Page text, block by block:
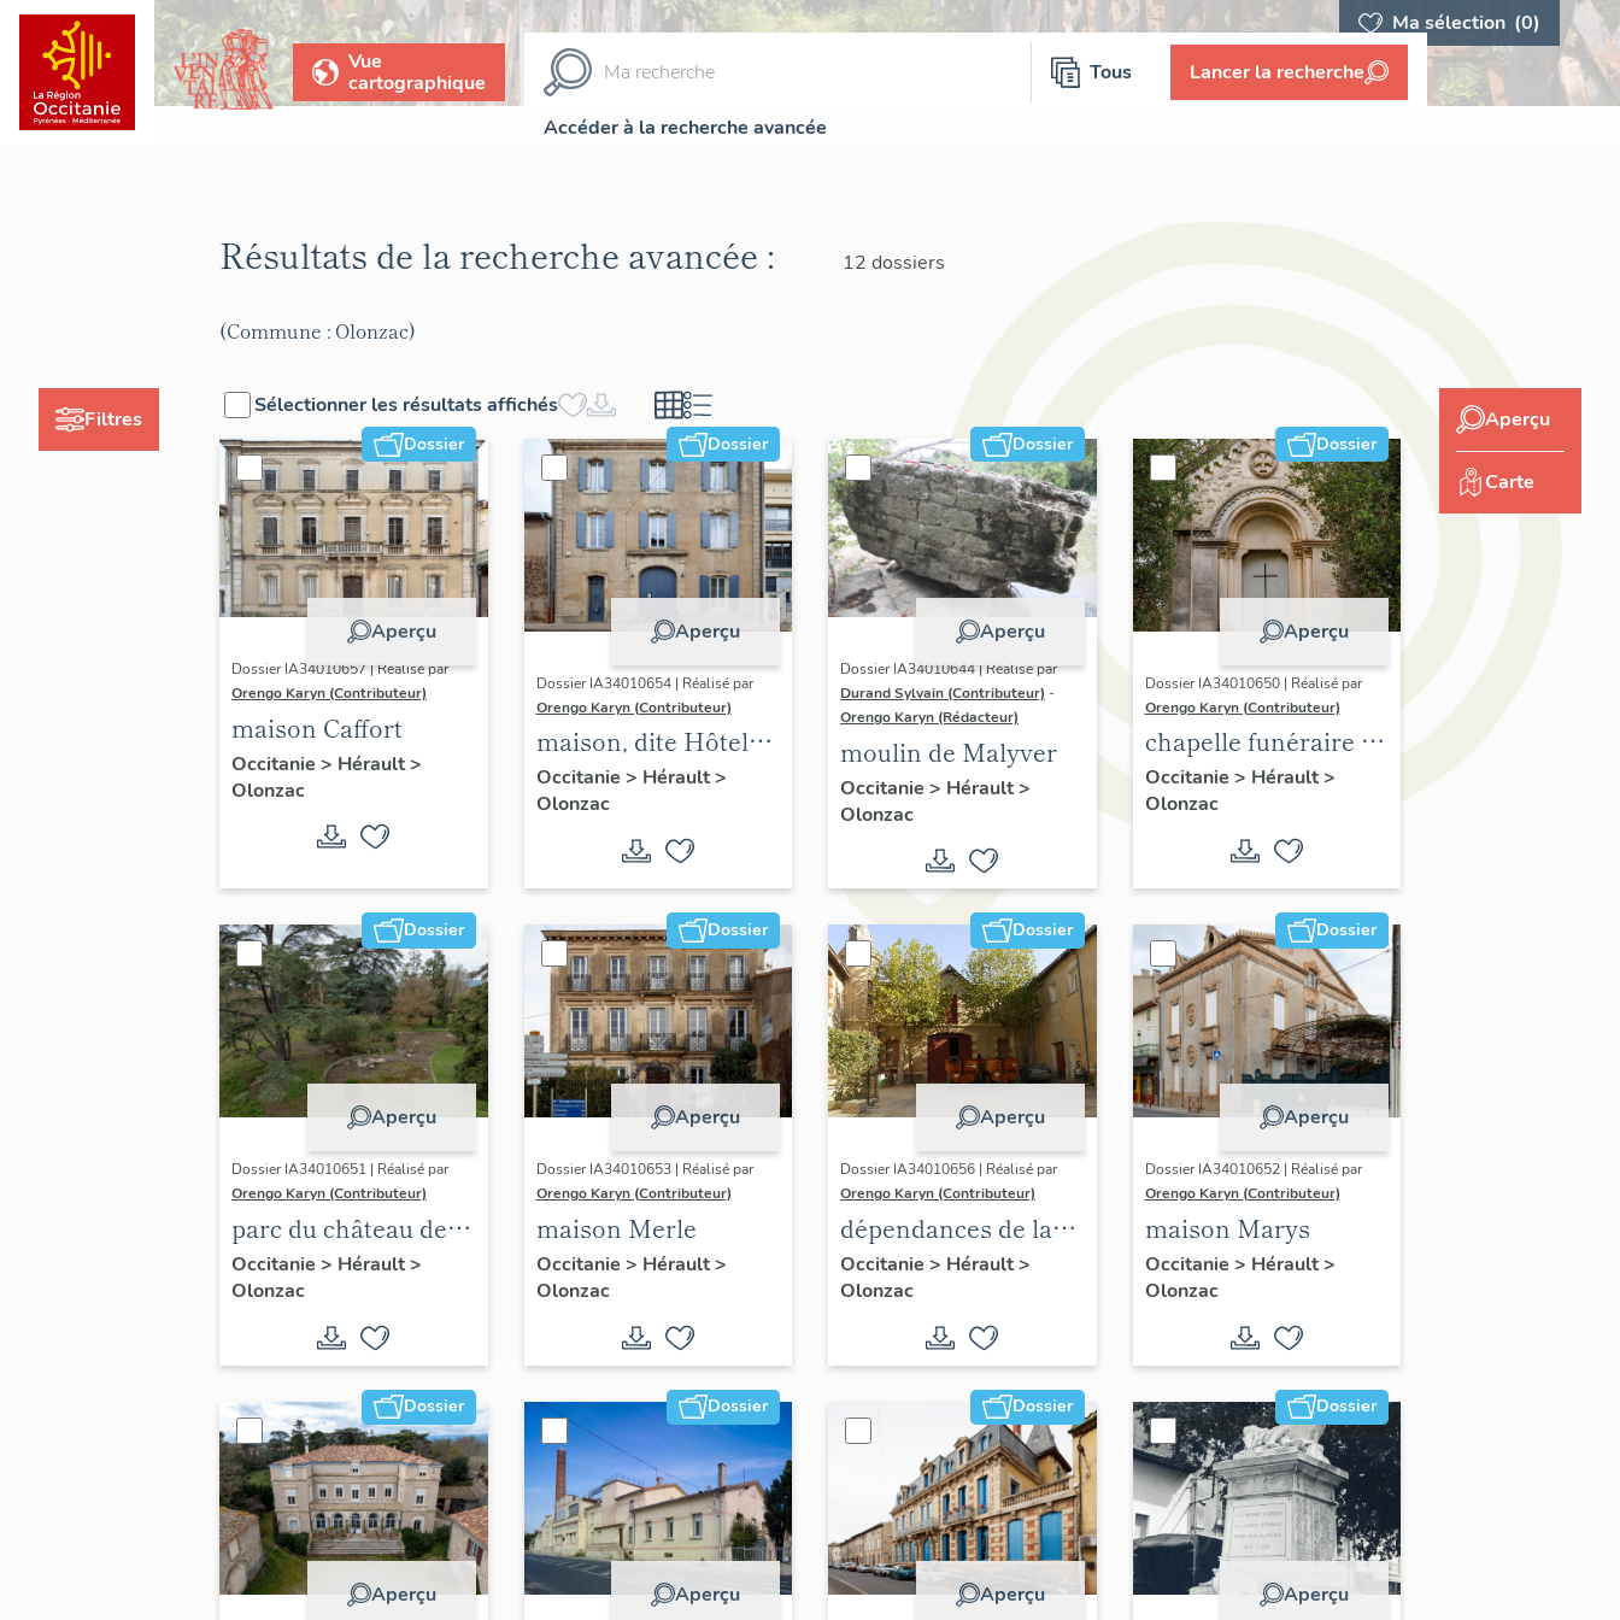
Ma sélection (0)
Vue
cartographique
Tous Lancer la recherche
Accéder à la recherche avancée
Filtres
Résultats de la recherche avancée : 12 dossiers
(Commune : Olonzac)
Sélectionner les résultats affichés
Dossier
Aperçu
Dossier IA34010657 | Réalisé par
Orengo Karyn (Contributeur)
maison Caffort
Occitanie > Hérault>
Olonzac
Dossier
Aperçu
Dossier IA34010654 | Réalisé par
Orengo Karyn (Contributeur)
maison, dite Hôtel
des Voyageurs
Occitanie > Hérault>
Olonzac
Dossier
Aperçu
Dossier IA34010644 | Réalisé par
Durand Sylvain (Contributeur) -
Orengo Karyn (Rédacteur)
moulin de Malyver
Occitanie > Hérault>
Olonzac
Dossier
Aperçu
Dossier IA34010650 | Réalisé par
Orengo Karyn (Contributeur)
chapelle funéraire de
la famille de Veye
Occitanie > Hérault>
Olonzac
Dossier
Aperçu
Dossier IA34010651 | Réalisé par
Orengo Karyn (Contributeur)
parc du château de
Veye
Occitanie > Hérault>
Olonzac
Dossier
Aperçu
Dossier IA34010653 | Réalisé par
Orengo Karyn (Contributeur)
maison Merle
Occitanie > Hérault>
Olonzac
Dossier
Aperçu
Dossier IA34010656 | Réalisé par
Orengo Karyn (Contributeur)
dépendances de la
maison Mignard
Occitanie > Hérault>
Olonzac
Dossier
Aperçu
Dossier IA34010652 | Réalisé par
Orengo Karyn (Contributeur)
maison Marys
Occitanie > Hérault>
Olonzac
Dossier
Aperçu
Dossier
Aperçu
Dossier
Aperçu
Dossier
Aperçu
Aperçu
Carte